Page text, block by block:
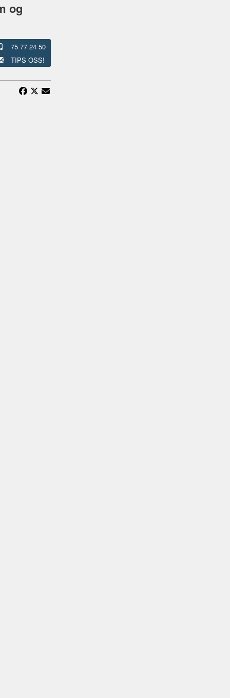
og
75 77 24 50
TIPS OSS!